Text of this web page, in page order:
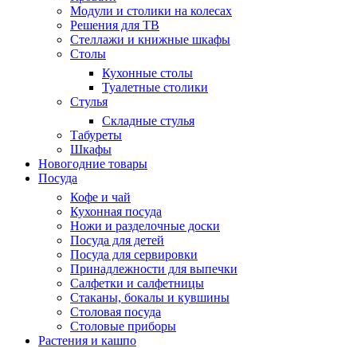
Модули и столики на колесах
Решения для ТВ
Стеллажи и книжные шкафы
Столы
Кухонные столы
Туалетные столики
Стулья
Складные стулья
Табуреты
Шкафы
Новогодние товары
Посуда
Кофе и чай
Кухонная посуда
Ножи и разделочные доски
Посуда для детей
Посуда для сервировки
Принадлежности для выпечки
Салфетки и салфетницы
Стаканы, бокалы и кувшины
Столовая посуда
Столовые приборы
Растения и кашпо